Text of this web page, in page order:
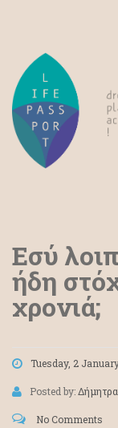
Εσύ
ήδη
χρονιά;
Tuesday, 2
Posted by:
No Comments